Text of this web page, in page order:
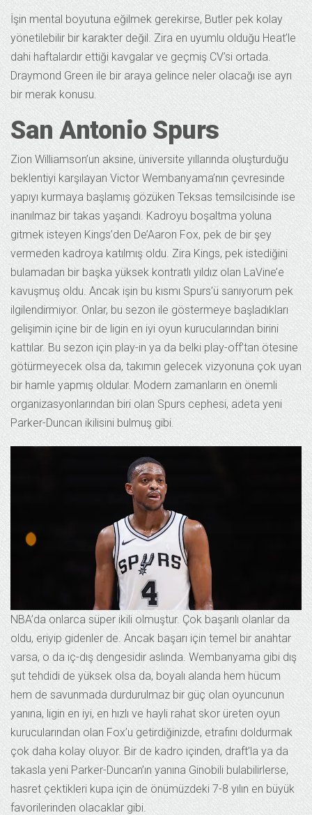
İşin mental boyutuna eğilmek gerekirse, Butler pek kolay
yönetilebilir bir karakter değil. Zira en uyumlu olduğu Heat’le
dahi haftalardır ettiği kavgalar ve geçmiş CV’si ortada.
Draymond Green ile bir araya gelince neler olacağı ise ayrı
bir merak konusu.
San Antonio Spurs
Zion Williamson’un aksine, üniversite yıllarında oluşturduğu
beklentiyi karşılayan Victor Wembanyama’nın çevresinde
yapıyı kurmaya başlamış gözüken Teksas temsilcisinde ise
inanılmaz bir takas yaşandı. Kadroyu boşaltma yoluna
gitmek isteyen Kings’den De’Aaron Fox, pek de bir şey
vermeden kadroya katılmış oldu. Zira Kings, pek istediğini
bulamadan bir başka yüksek kontratlı yıldız olan LaVine’e
kavuşmuş oldu. Ancak işin bu kısmı Spurs’ü sanıyorum pek
ilgilendirmiyor. Onlar, bu sezon ile göstermeye başladıkları
gelişimin içine bir de ligin en iyi oyun kurucularından birini
kattılar. Bu sezon için play-in ya da belki play-off’tan ötesine
götürmeyecek olsa da, takımın gelecek vizyonuna çok uyan
bir hamle yapmış oldular. Modern zamanların en önemli
organizasyonlarından biri olan Spurs cephesi, adeta yeni
Parker-Duncan ikilisini bulmuş gibi.
NBA’da onlarca süper ikili olmuştur. Çok başarılı olanlar da
oldu, eriyip gidenler de. Ancak başarı için temel bir anahtar
varsa, o da iç-dış dengesidir aslında. Wembanyama gibi dış
şut tehdidi de yüksek olsa da, boyalı alanda hem hücum
hem de savunmada durdurulmaz bir güç olan oyuncunun
yanına, ligin en iyi, en hızlı ve hayli rahat skor üreten oyun
kurucularından olan Fox’u getirdiğinizde, etrafını doldurmak
çok daha kolay oluyor. Bir de kadro içinden, draft’la ya da
takasla yeni Parker-Duncan’ın yanına Ginobili bulabilirlerse,
hasret çektikleri kupa için de önümüzdeki 7-8 yılın en büyük
favorilerinden olacaklar gibi.